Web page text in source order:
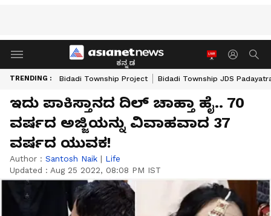
ಕನ್ನಡ
TRENDING : Bidadi Township Project Bidadi Township JDS
ಇದು ಪಾಕಿಸ್ತಾನದ ದಿಲ್ ಚಾಹ್ತಾ ಹೈ.. 70
ವರ್ಷದ ಅಜ್ಜಿಯನ್ನು ವಿವಾಹವಾದ 37
ವರ್ಷದ ಯುವಕ!
Author : Santosh Naik | Life
Updated : Aug 25 2022, 08:08 PM IST